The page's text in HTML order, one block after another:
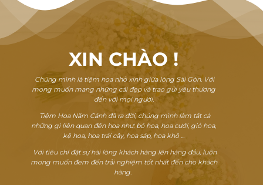
XIN CHÀO!
Chúng mình là tiệm hoa nhỏ xinh giữa lòng Sài Gòn. Với
mong muốn mang những cái đẹp và trao gửi yêu thương
đến với mọi người.
Tiệm Hoa Năm Cánh đã ra đời, chúng mình làm tất cả
những gì liên quan đến hoa như: bó hoa, hoa cưới, giỏ hoa,
kệ hoa, hoa trái cây, hoa sáp, hoa khô ...
Với tiêu chí đặt sự hài lòng khách hàng lên hàng đầu, luôn
mong muốn đem đến trải nghiệm tốt nhất đến cho khách
hàng.